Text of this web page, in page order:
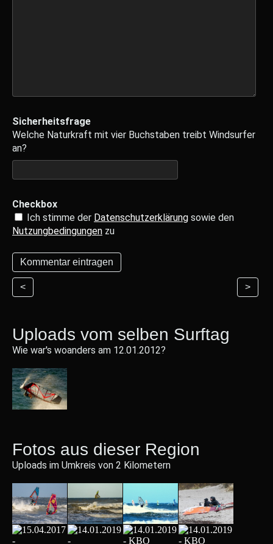
Sicherheitsfrage
Welche Naturkraft mit vier Buchstaben treibt Windsurfer
an?
Checkbox
Ich stimme der Datenschutzerklärung sowie den
Nutzungbedingungen zu
< >
Uploads vom selben Surftag
Wie war's woanders am 12.01.2012?
Fotos aus dieser Region
Uploads im Umkreis von 2 Kilometern